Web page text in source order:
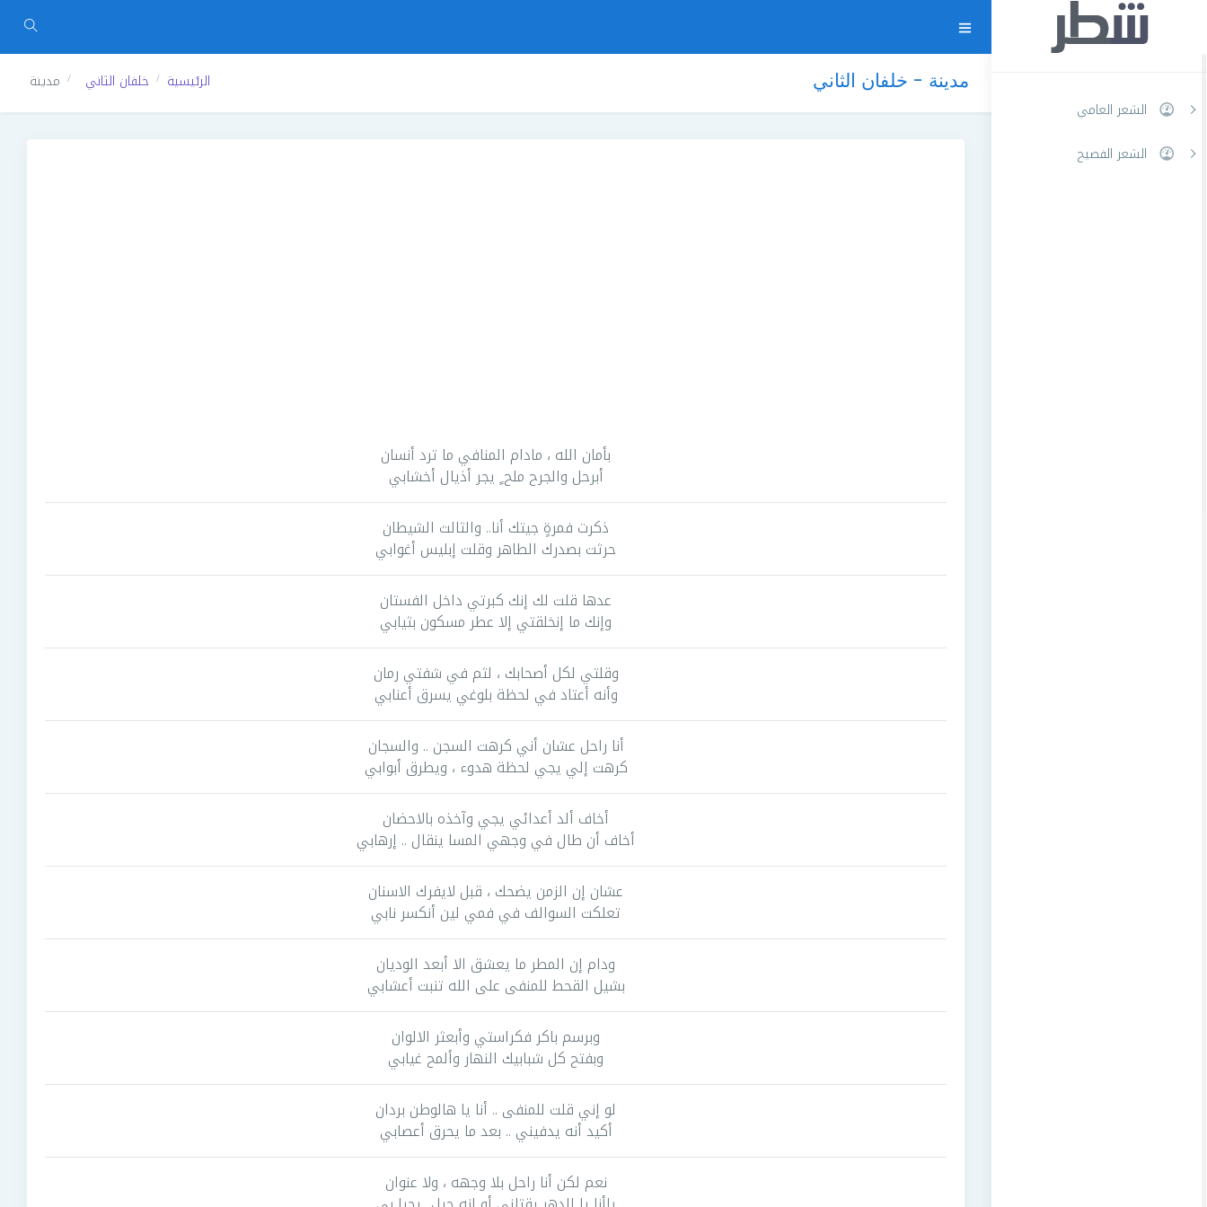
الشعر العامي
الشعر الفصيح
مدينة - خلفان الثاني الرئيسية خلفان الثاني مدينة
بأمان الله ، مادام المنافي ما ترد أنسان
أبرحل والجرح ملح ٍ يجر أذيال أخشابي
ذكرت فمرةٍ جيتك أنا.. والثالث الشيطان
حرثت بصدرك الطاهر وقلت إبليس أغوابي
عدها قلت لك إنك كبرتي داخل الفستان
وإنك ما إنخلقتي إلا عطر مسكون بثيابي
وقلتي لكل أصحابك ، لثم في شفتي رمان
وأنه أعتاد في لحظة بلوغي يسرق أعنابي
أنا راحل عشان أني كرهت السجن .. والسجان
كرهت إلي يجي لحظة هدوء ، ويطرق أبوابي
أخاف ألد أعدائي يجي وآخذه بالاحضان
أخاف أن طال في وجهي المسا ينقال .. إرهابي
عشان إن الزمن يضحك ، قبل لايفرك الاسنان
تعلكت السوالف في فمي لين أنكسر نابي
ودام إن المطر ما يعشق الا أبعد الوديان
بشيل القحط للمنفى على الله تنبت أعشابي
وبرسم باكر فكراستي وأبعثر الالوان
وبفتح كل شبابيك النهار وألمح غيابي
لو إني قلت للمنفى .. أنا يا هالوطن بردان
أكيد أنه يدفيني .. بعد ما يحرق أعصابي
نعم لكن أنا راحل بلا وجهه ، ولا عنوان